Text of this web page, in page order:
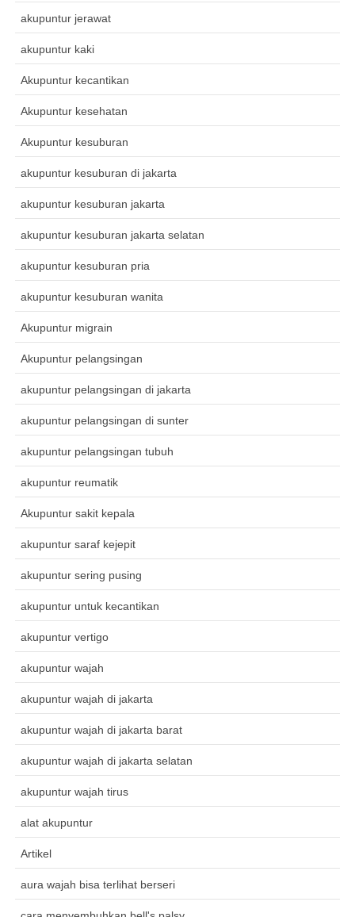
akupuntur jerawat
akupuntur kaki
Akupuntur kecantikan
Akupuntur kesehatan
Akupuntur kesuburan
akupuntur kesuburan di jakarta
akupuntur kesuburan jakarta
akupuntur kesuburan jakarta selatan
akupuntur kesuburan pria
akupuntur kesuburan wanita
Akupuntur migrain
Akupuntur pelangsingan
akupuntur pelangsingan di jakarta
akupuntur pelangsingan di sunter
akupuntur pelangsingan tubuh
akupuntur reumatik
Akupuntur sakit kepala
akupuntur saraf kejepit
akupuntur sering pusing
akupuntur untuk kecantikan
akupuntur vertigo
akupuntur wajah
akupuntur wajah di jakarta
akupuntur wajah di jakarta barat
akupuntur wajah di jakarta selatan
akupuntur wajah tirus
alat akupuntur
Artikel
aura wajah bisa terlihat berseri